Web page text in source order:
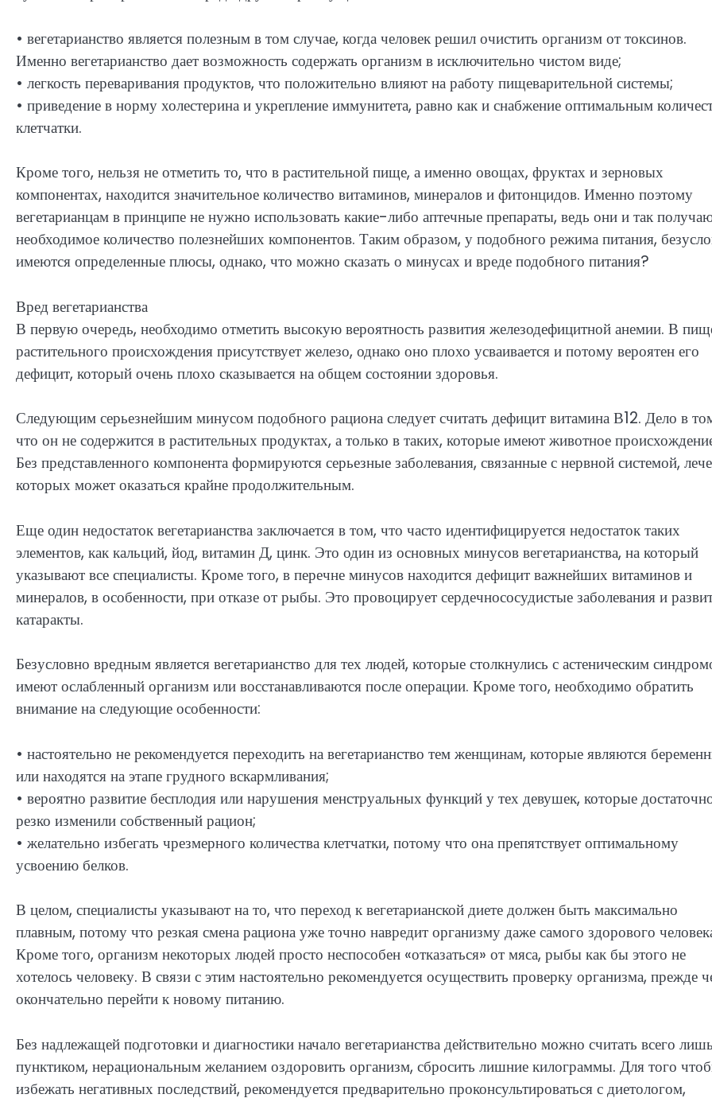
• вегетарианство является полезным в том случае, когда человек решил очистить организм от токсинов.
Именно вегетарианство дает возможность содержать организм в исключительно чистом виде;
• легкость переваривания продуктов, что положительно влияют на работу пищеварительной системы;
• приведение в норму холестерина и укрепление иммунитета, равно как и снабжение оптимальным
клетчатки.
Кроме того, нельзя не отметить то, что в растительной пище, а именно овощах, фруктах и зерновых
компонентах, находится значительное количество витаминов, минералов и фитонцидов. Именно поэтому
вегетарианцам в принципе не нужно использовать какие-либо аптечные препараты, ведь они и так
необходимое количество полезнейших компонентов. Таким образом, у подобного режима питания,
имеются определенные плюсы, однако, что можно сказать о минусах и вреде подобного питания?
Вред вегетарианства
В первую очередь, необходимо отметить высокую вероятность развития железодефицитной анемии. В
растительного происхождения присутствует железо, однако оно плохо усваивается и потому вероятен его
дефицит, который очень плохо сказывается на общем состоянии здоровья.
Следующим серьезнейшим минусом подобного рациона следует считать дефицит витамина В12. Дело в
что он не содержится в растительных продуктах, а только в таких, которые имеют животное
Без представленного компонента формируются серьезные заболевания, связанные с нервной системой,
которых может оказаться крайне продолжительным.
Еще один недостаток вегетарианства заключается в том, что часто идентифицируется недостаток таких
элементов, как кальций, йод, витамин Д, цинк. Это один из основных минусов вегетарианства, на который
указывают все специалисты. Кроме того, в перечне минусов находится дефицит важнейших витаминов и
минералов, в особенности, при отказе от рыбы. Это провоцирует сердечнососудистые заболевания и
катаракты.
Безусловно вредным является вегетарианство для тех людей, которые столкнулись с астеническим
имеют ослабленный организм или восстанавливаются после операции. Кроме того, необходимо обратить
внимание на следующие особенности:
• настоятельно не рекомендуется переходить на вегетарианство тем женщинам, которые являются
или находятся на этапе грудного вскармливания;
• вероятно развитие бесплодия или нарушения менструальных функций у тех девушек, которые
резко изменили собственный рацион;
• желательно избегать чрезмерного количества клетчатки, потому что она препятствует оптимальному
усвоению белков.
В целом, специалисты указывают на то, что переход к вегетарианской диете должен быть максимально
плавным, потому что резкая смена рациона уже точно навредит организму даже самого здорового
Кроме того, организм некоторых людей просто неспособен «отказаться» от мяса, рыбы как бы этого не
хотелось человеку. В связи с этим настоятельно рекомендуется осуществить проверку организма, прежде
окончательно перейти к новому питанию.
Без надлежащей подготовки и диагностики начало вегетарианства действительно можно считать всего
пунктиком, нерациональным желанием оздоровить организм, сбросить лишние килограммы. Для того
избежать негативных последствий, рекомендуется предварительно проконсультироваться с диетологом,